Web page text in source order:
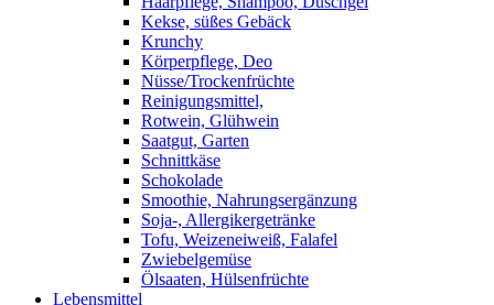
Kekse, süßes Gebäck
Krunchy
Körperpflege, Deo
Nüsse/Trockenfrüchte
Reinigungsmittel,
Rotwein, Glühwein
Saatgut, Garten
Schnittkäse
Schokolade
Smoothie, Nahrungsergänzung
Soja-, Allergikergetränke
Tofu, Weizeneiweiß, Falafel
Zwiebelgemüse
Ölsaaten, Hülsenfrüchte
Lebensmittel